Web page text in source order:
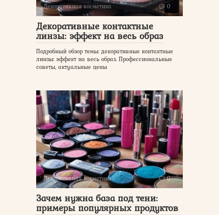
Декоративная косметика 0
Декоративные контактные
линзы: эффект на весь образ
Подробный обзор темы: декоративные контактные
линзы: эффект на весь образ. Профессиональные
советы, актуальные цены
Декоративная косметика 0
Зачем нужна база под тени:
примеры популярных продуктов